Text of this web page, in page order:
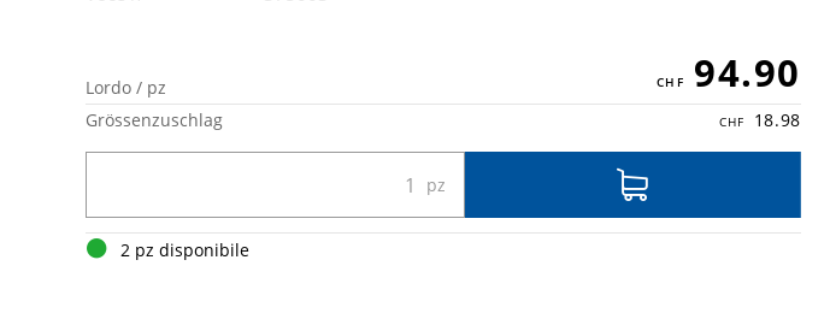
Lordo / pz 94.90
Grössenzuschlag 18.98
2 pz disponibile